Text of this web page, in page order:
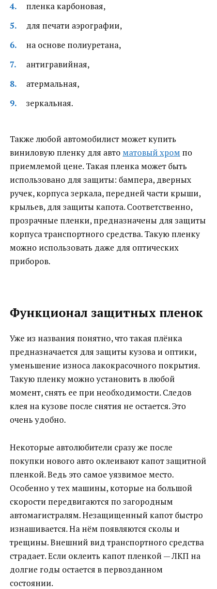
пленка карбоновая,
для печати аэрографии,
на основе полиуретана,
антигравийная,
атермальная,
зеркальная.
Также любой автомобилист может купить
виниловую пленку для авто матовый хром по
приемлемой цене. Такая пленка может быть
использовано для защиты: бампера, дверных
ручек, корпуса зеркала, передней части крыши,
крыльев, для защиты капота. Соответственно,
прозрачные пленки, предназначены для защиты
корпуса транспортного средства. Такую пленку
можно использовать даже для оптических
приборов.
Функционал защитных пленок
Уже из названия понятно, что такая плёнка
предназначается для защиты кузова и оптики,
уменьшение износа лакокрасочного покрытия.
Такую пленку можно установить в любой
момент, снять ее при необходимости. Следов
клея на кузове после снятия не остается. Это
очень удобно.
Некоторые автолюбители сразу же после
покупки нового авто оклеивают капот защитной
пленкой. Ведь это самое уязвимое место.
Особенно у тех машины, которые на большой
скорости передвигаются по загородным
автомагистралям. Незащищенный капот быстро
изнашивается. На нём появляются сколы и
трещины. Внешний вид транспортного средства
страдает. Если оклеить капот пленкой — ЛКП на
долгие годы остается в первозданном
состоянии.